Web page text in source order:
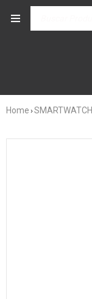
Home ›SMARTWATCH